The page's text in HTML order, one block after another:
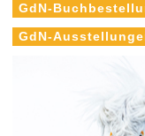
GdN-
GdN-